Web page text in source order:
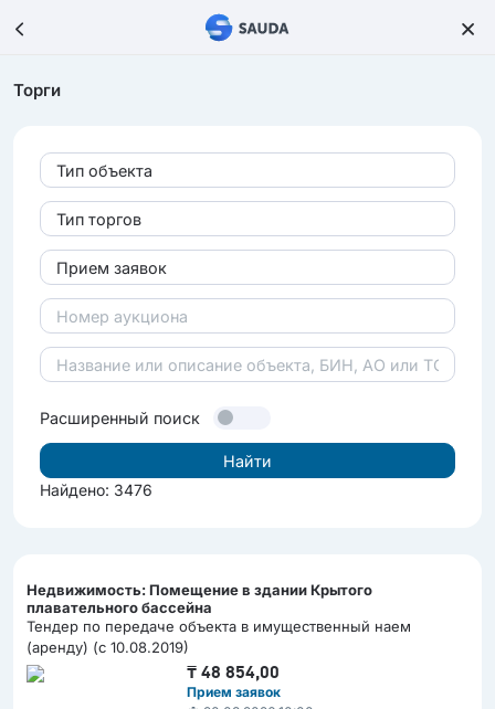
Торги
Тип объекта
Тип торгов
Прием заявок
Расширенный поиск
Найдено: 3476
Недвижимость: Помещение в здании Крытого
плавательного бассейна
Тендер по передаче объекта в имущественный наем
(аренду) (с 10.08.2019)
₸48 854,00
Прием заявок